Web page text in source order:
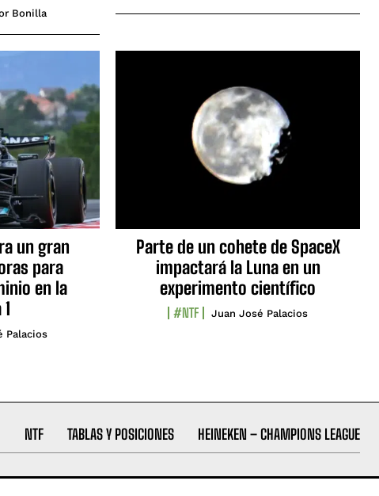
Bonilla
un gran
para
en la
Palacios
Parte de un cohete de SpaceX
impactará la Luna en un
experimento científico
#NTF Juan José Palacios
NTF TABLAS Y POSICIONES HEINEKEN – CHAMPIONS LEAGUE